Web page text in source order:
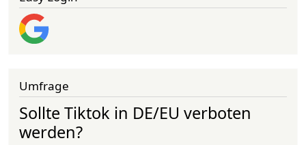
Umfrage
Sollte Tiktok in DE/EU verboten
werden?